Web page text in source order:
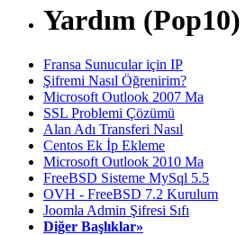
Yardım (Pop10)
Fransa Sunucular için IP
Şifremi Nasıl Öğrenirim?
Microsoft Outlook 2007 Ma
SSL Problemi Çözümü
Alan Adı Transferi Nasıl
Centos Ek İp Ekleme
Microsoft Outlook 2010 Ma
FreeBSD Sisteme MySql 5.5
OVH - FreeBSD 7.2 Kurulum
Joomla Admin Şifresi Sıfı
Diğer Başlıklar»